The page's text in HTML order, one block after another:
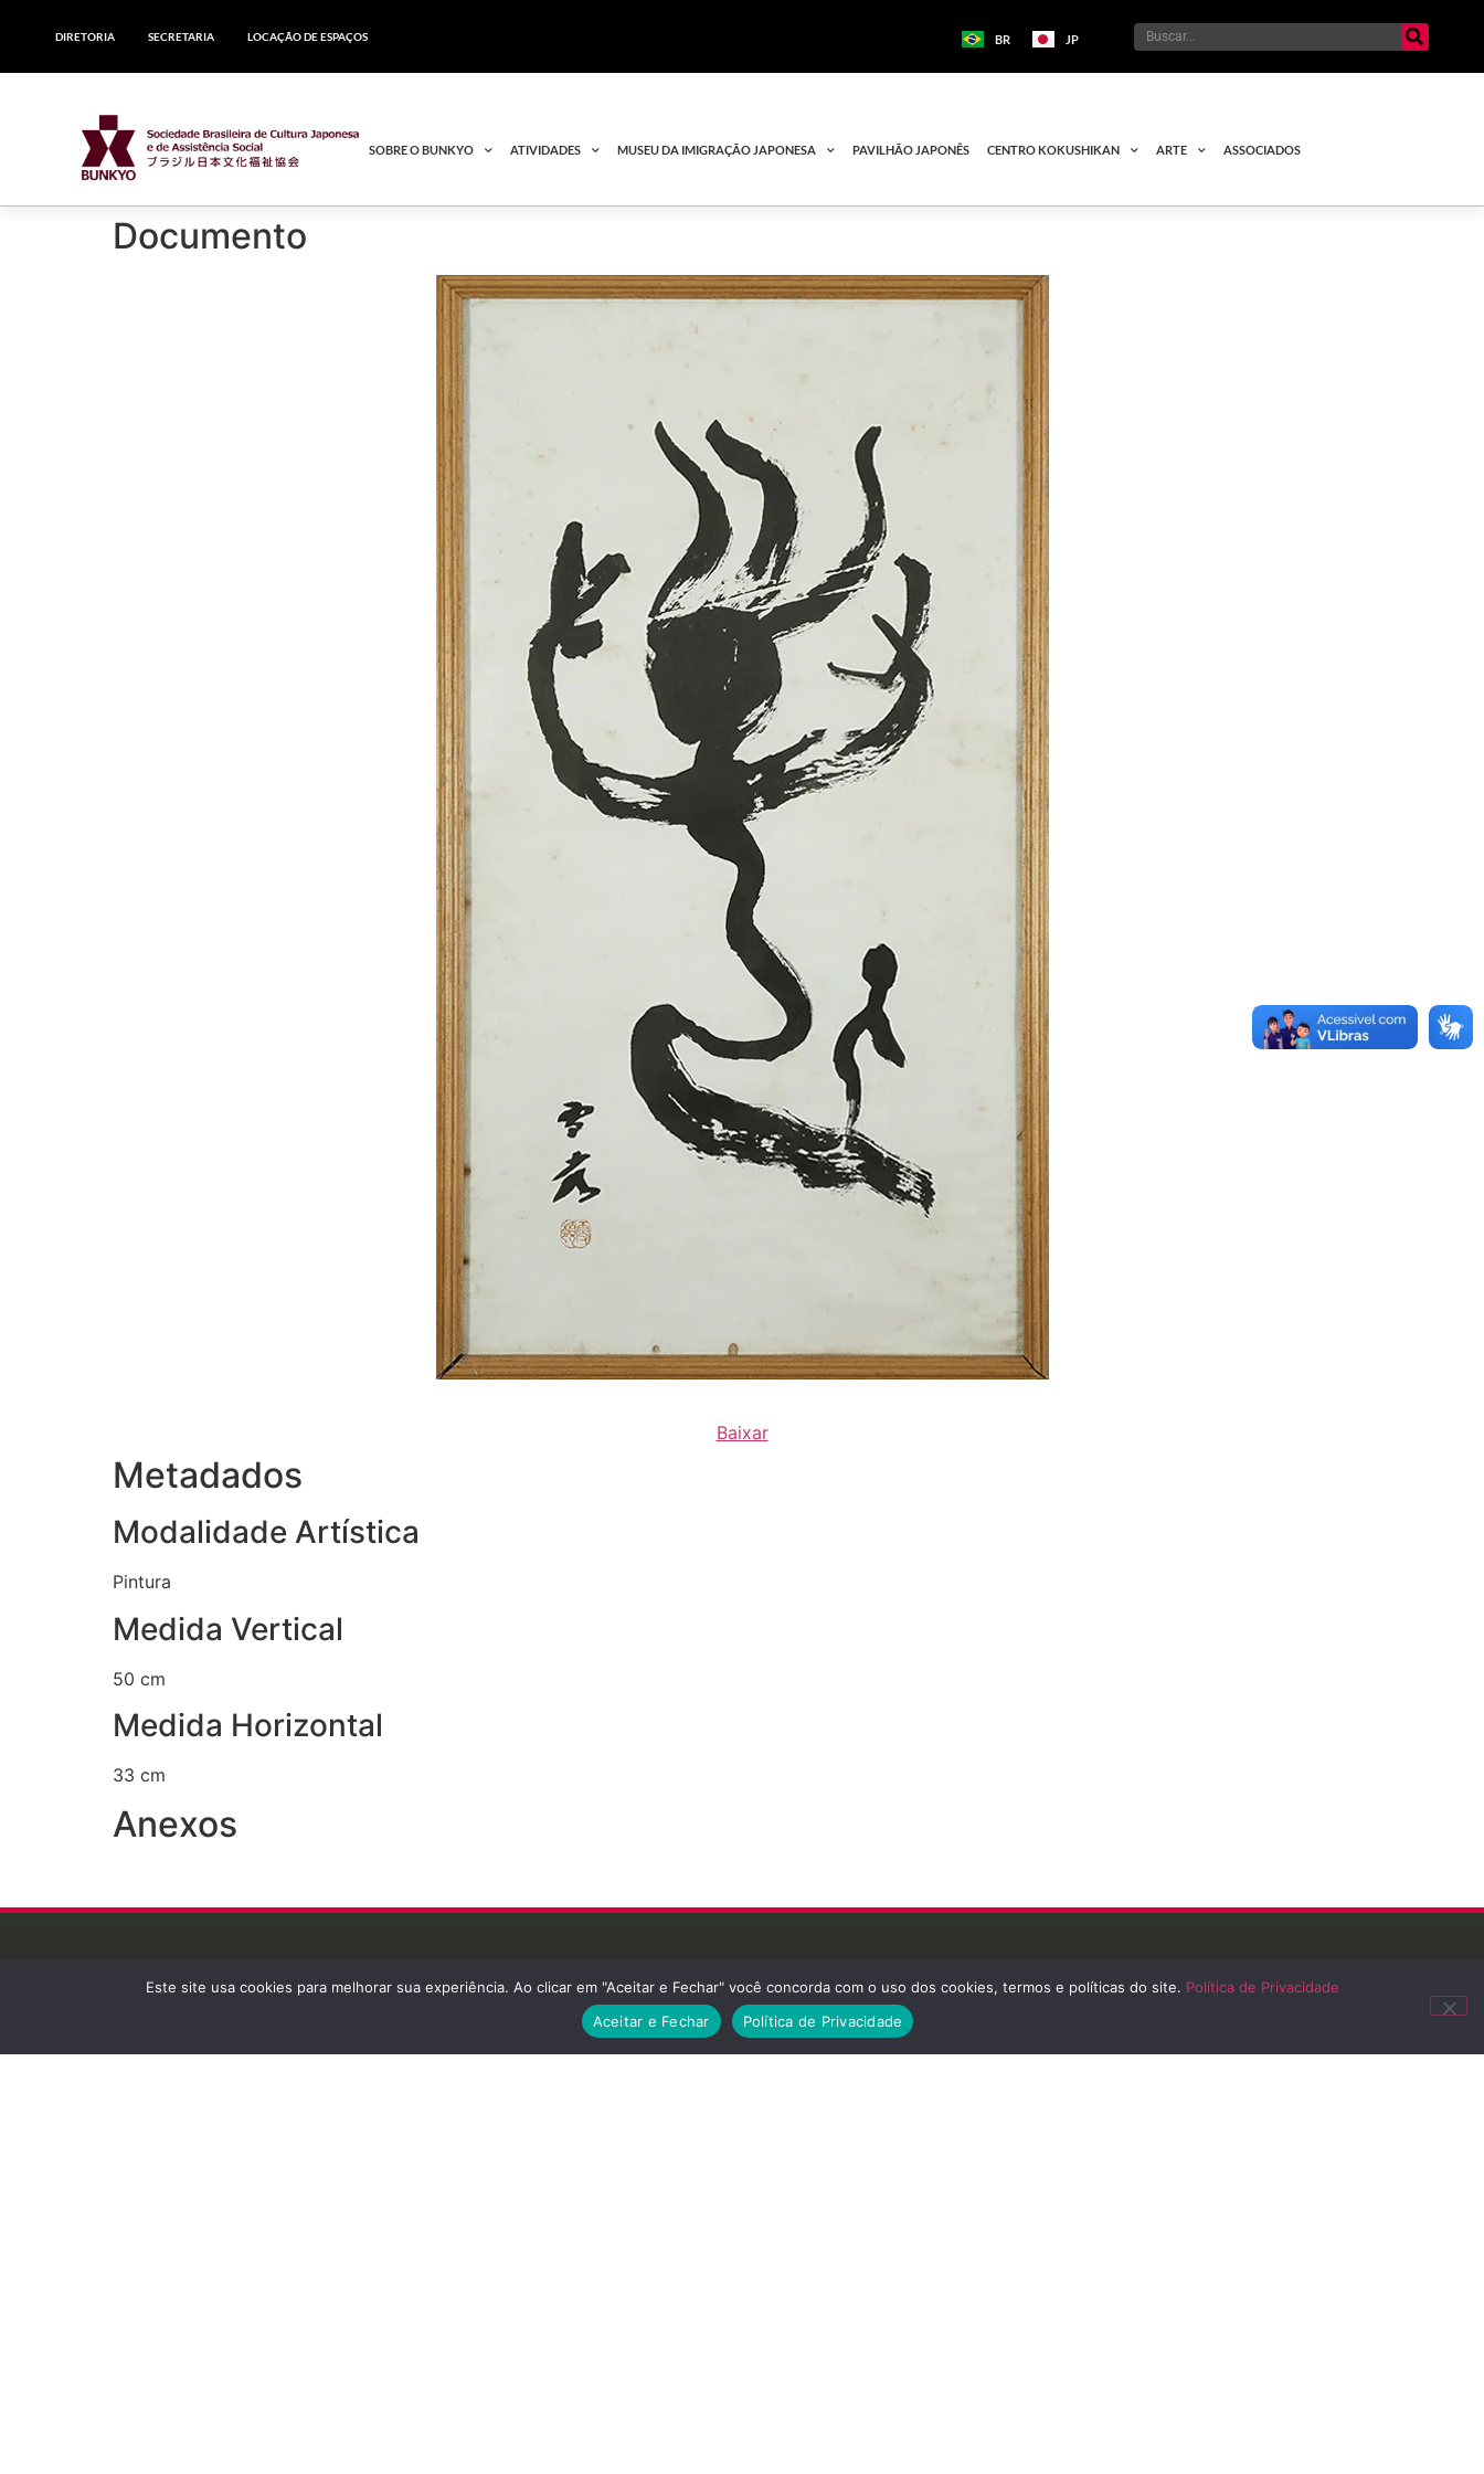
DIRETORIA SECRETARIA LOCAÇÃO DE ESPAÇOS BR JP
SOBRE O BUNKYO ATIVIDADES MUSEU DA IMIGRAÇÃO JAPONESA PAVILHÃO JAPONÊS CENTRO KOKUSHIKAN ARTE ASSOCIADOS
Documento
Baixar
Metadados
Modalidade Artística
Pintura
Medida Vertical
50 cm
Medida Horizontal
33 cm
Anexos
Missão e Objetivos
ESPAÇOS
Pavilhão Japonês
CONTATO & LOCALIZAÇÃO
Rua São Joaquim, 381 – Liberdade
01508-900 – São Paulo – SP Brasil
NEWSLETTER MENSAL
Inscreva-se em nossa newsletter e receba mensalmente os principais eventos e notícias
do Bunkyo.
Este site usa cookies para melhorar sua experiência. Ao clicar em "Aceitar e Fechar" você concorda com o uso dos cookies, termos e políticas do site. Política de Privacidade
Aceitar e Fechar
Política de Privacidade